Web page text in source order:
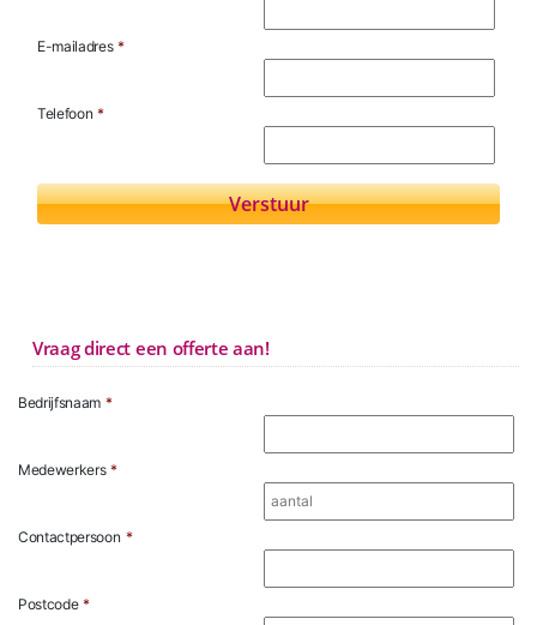
E-mailadres *
Telefoon *
Vraag direct een offerte aan!
Bedrijfsnaam *
Medewerkers *
Contactpersoon *
Postcode *